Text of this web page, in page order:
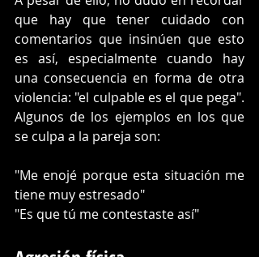
que hay que tener cuidado con
comentarios que insinúen que esto
es así, especialmente cuando hay
una consecuencia en forma de otra
violencia: "el culpable es el que pega".
Algunos de los ejemplos en los que
se culpa a la pareja son:
"Me enojé porque esta situación me
tiene muy estresado"
"Es que tú me contestaste así"